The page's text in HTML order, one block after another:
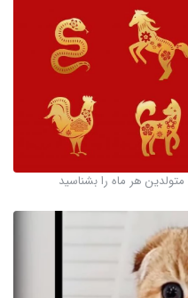
هر ماه را بشناسید